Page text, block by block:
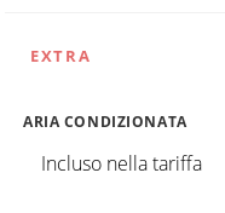
EXTRA
ARIA CONDIZIONATA
Incluso nella tariffa